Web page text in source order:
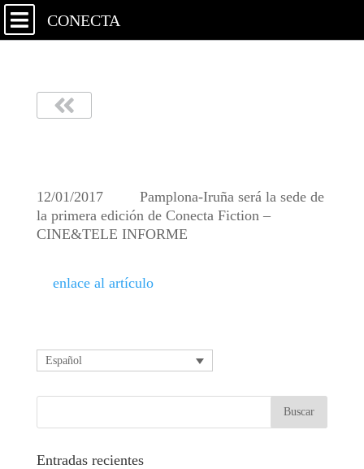
CONECTA
12/01/2017 Pamplona-Iruña será la sede de
la primera edición de Conecta Fiction –
CINE&TELE INFORME
enlace al artículo
Español
Entradas recientes